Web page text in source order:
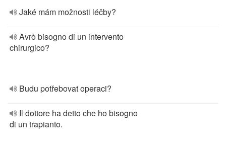
Jaké mám možnosti léčby?
Avrò bisogno di un intervento
chirurgico?
Budu potřebovat operaci?
Il dottore ha detto che ho bisogno
di un trapianto.